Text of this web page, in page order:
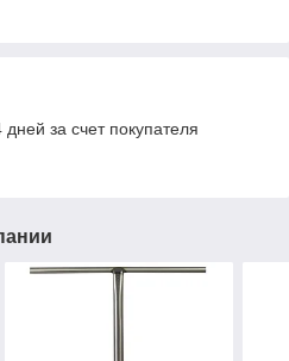
за счет покупателя